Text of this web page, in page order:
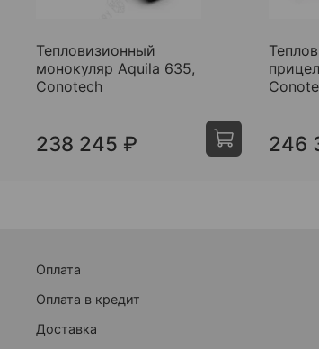
Тепловизионный
монокуляр Aquila 635,
Conotech
238 245 ₽ 246
Оплата
Оплата в кредит
Доставка